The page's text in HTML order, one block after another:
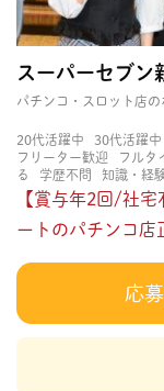
スーパーセブン
パチンコ・スロット店の
20代活躍中 30代活躍中
フリーター歓迎
フルタ
る
学歴不問 知識・経
賑やかな職場
長く働け
【賞与年2回/社
ートのパチンコ
応